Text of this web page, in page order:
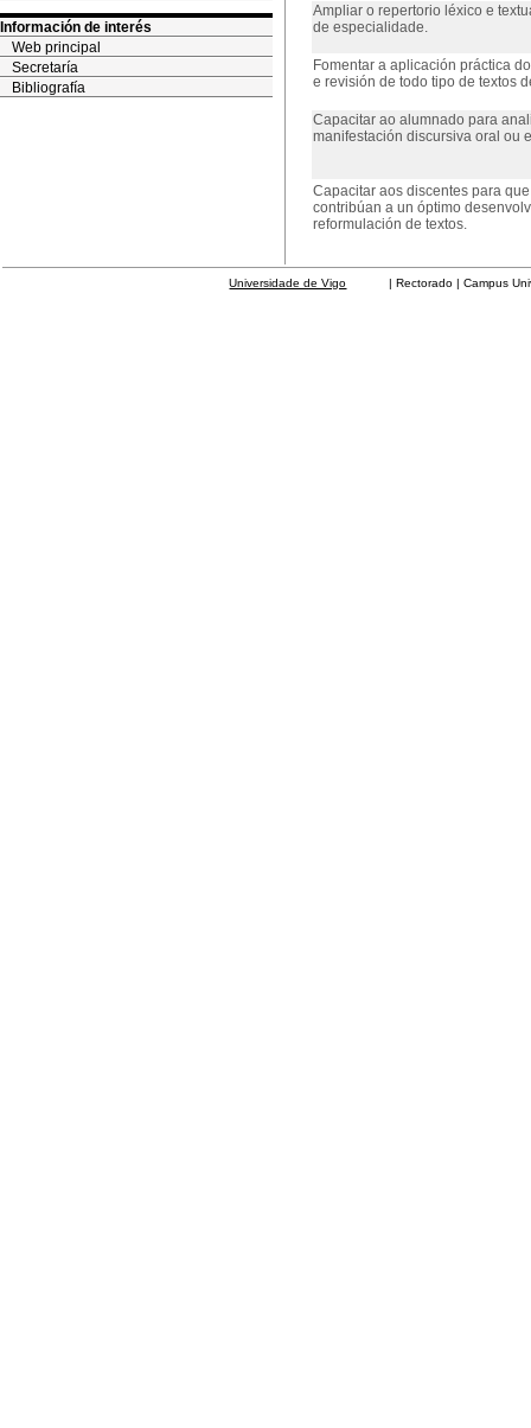
Información de interés
Web principal
Secretaría
Bibliografía
Ampliar o repertorio léxico e
de especialidade.
Fomentar a aplicación práctica
e revisión de todo tipo de textos
Capacitar ao alumnado para
manifestación discursiva oral ou
Capacitar aos discentes para
contribúan a un óptimo
reformulación de textos.
Universidade de Vigo | Rectorado | Campus